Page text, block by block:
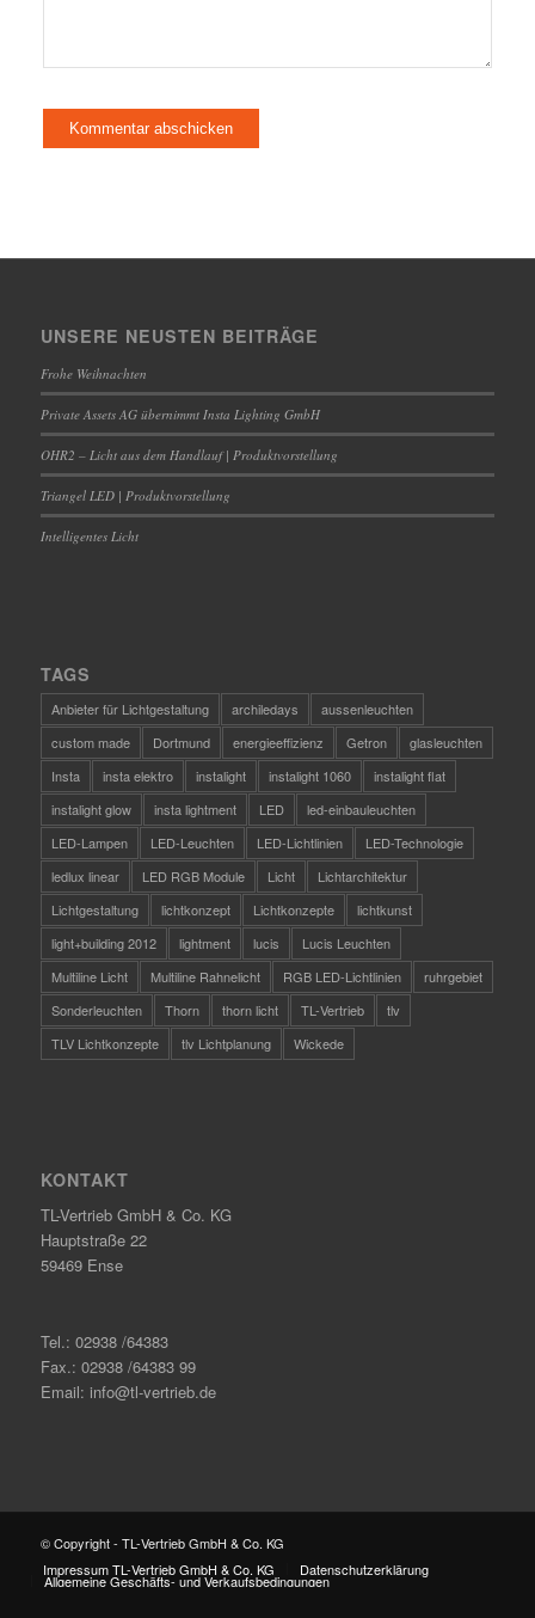
UNSERE NEUSTEN BEITRÄGE
Frohe Weihnachten
Private Assets AG übernimmt Insta Lighting GmbH
OHR2 – Licht aus dem Handlauf | Produktvorstellung
Triangel LED | Produktvorstellung
Intelligentes Licht
TAGS
Anbieter für Lichtgestaltung archiledays
aussenleuchten
custom made
Dortmund energieeffizienz Getron
glasleuchten
Insta
insta elektro instalight instalight 1060
instalight flat
instalight glow
insta lightment LED
led-einbauleuchten
LED-Lampen
LED-Leuchten LED-Lichtlinien
LED-Technologie
ledlux linear
LED RGB Module Licht
Lichtarchitektur
Lichtgestaltung
lichtkonzept Lichtkonzepte
lichtkunst
light+building 2012
lightment lucis
Lucis Leuchten
Multiline Licht
Multiline Rahnelicht RGB LED-Lichtlinien
ruhrgebiet
Sonderleuchten
Thorn thorn licht TL-Vertrieb
tlv
TLV Lichtkonzepte
tlv Lichtplanung Wickede
KONTAKT
TL-Vertrieb GmbH & Co. KG
Hauptstraße 22
59469 Ense
Tel.: 02938 /64383
Fax.: 02938 /64383 99
Email: info@tl-vertrieb.de
© Copyright - TL-Vertrieb GmbH & Co. KG
Impressum TL-Vertrieb GmbH & Co. KG
Datenschutzerklärung
Allgemeine Geschäfts- und Verkaufsbedingungen